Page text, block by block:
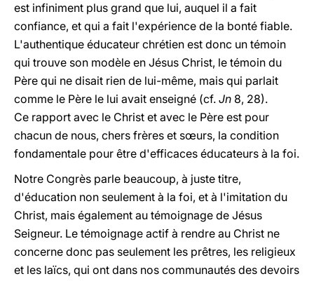
est infiniment plus grand que lui, auquel il a fait
confiance, et qui a fait l'expérience de la bonté fiable.
L'authentique éducateur chrétien est donc un témoin
qui trouve son modèle en Jésus Christ, le témoin du
Père qui ne disait rien de lui-même, mais qui parlait
comme le Père le lui avait enseigné (cf. Jn 8, 28).
Ce rapport avec le Christ et avec le Père est pour
chacun de nous, chers frères et sœurs, la condition
fondamentale pour être d'efficaces éducateurs à la foi.
Notre Congrès parle beaucoup, à juste titre,
d'éducation non seulement à la foi, et à l'imitation du
Christ, mais également au témoignage de Jésus
Seigneur. Le témoignage actif à rendre au Christ ne
concerne donc pas seulement les prêtres, les religieux
et les laïcs, qui ont dans nos communautés des devoirs